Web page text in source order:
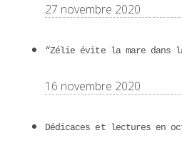
27 novembre 2020
“Zélie évite la mare dans
16 novembre 2020
Dédicaces et lectures en